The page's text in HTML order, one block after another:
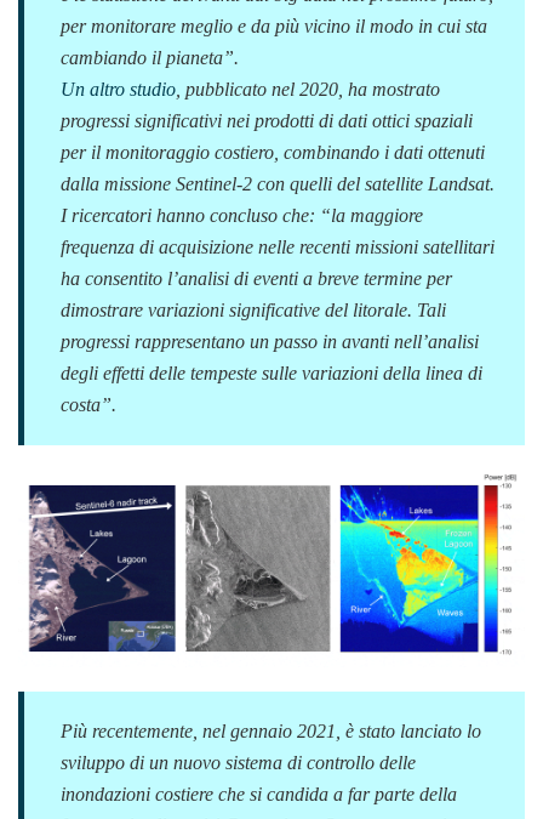
per monitorare meglio e da più vicino il modo in cui sta
cambiando il pianeta”.
Un altro studio , pubblicato nel 2020, ha mostrato
progressi significativi nei prodotti di dati ottici spaziali
per il monitoraggio costiero, combinando i dati ottenuti
dalla missione Sentinel-2 con quelli del satellite Landsat.
I ricercatori hanno concluso che: “la maggiore
frequenza di acquisizione nelle recenti missioni satellitari
ha consentito l’analisi di eventi a breve termine per
dimostrare variazioni significative del litorale. Tali
progressi rappresentano un passo in avanti nell’analisi
degli effetti delle tempeste sulle variazioni della linea di
costa”.
Più recentemente, nel gennaio 2021, è stato lanciato lo
sviluppo di un nuovo sistema di controllo delle
inondazioni costiere che si candida a far parte della